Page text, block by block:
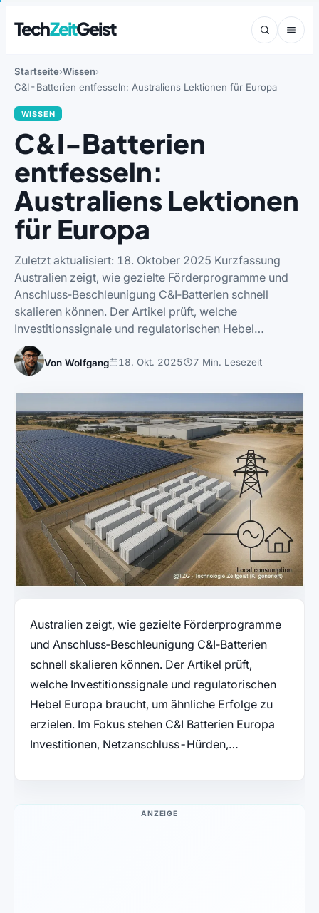
TechZeitGeist
Startseite Wissen
C&I-Batterien entfesseln: Australiens Lektionen für Europa
WISSEN
C&I-Batterien
entfesseln:
Australiens Lektionen
für Europa
Zuletzt aktualisiert: 18. Oktober 2025 Kurzfassung
Australien zeigt, wie gezielte Förderprogramme und
Anschluss‑Beschleunigung C&I‑Batterien schnell
skalieren können. Der Artikel prüft, welche
Investitionssignale und regulatorischen Hebel…
Von Wolfgang 18. Okt. 2025 7 Min. Lesezeit
Australien zeigt, wie gezielte Förderprogramme
und Anschluss‑Beschleunigung C&I‑Batterien
schnell skalieren können. Der Artikel prüft,
welche Investitionssignale und regulatorischen
Hebel Europa braucht, um ähnliche Erfolge zu
erzielen. Im Fokus stehen C&I Batterien Europa
Investitionen, Netzanschluss-Hürden,…
ANZEIGE